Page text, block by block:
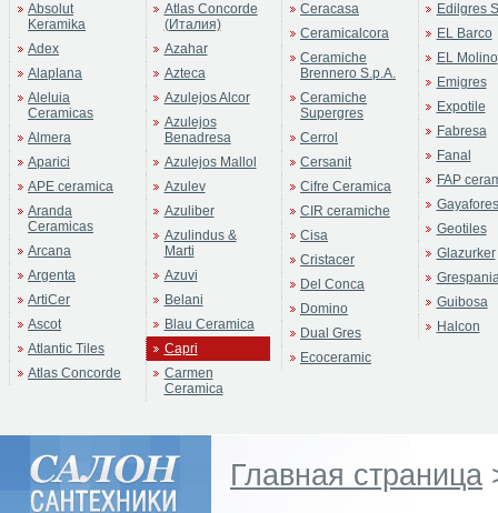
Absolut
Keramika
Adex
Alaplana
Aleluia
Ceramicas
Almera
Aparici
APE ceramica
Aranda
Ceramicas
Arcana
Argenta
ArtiCer
Ascot
Atlantic Tiles
Atlas Concorde
Atlas Concorde
(Италия)
Azahar
Azteca
Azulejos Alcor
Azulejos
Benadresa
Azulejos Mallol
Azulev
Azuliber
Azulindus &
Marti
Azuvi
Belani
Blau Ceramica
Capri
Carmen
Ceramica
Ceracasa
Ceramicalcora
Ceramiche
Brennero S.p.A.
Ceramiche
Supergres
Cerrol
Cersanit
Cifre Ceramica
CIR ceramiche
Cisa
Cristacer
Del Conca
Domino
Dual Gres
Ecoceramic
Edilgres
EL Barco
EL Molino
Emigres
Expotile
Fabresa
Fanal
FAP
Gayafores
Geotiles
Glazurker
Guibosa
Halcon
Главная страница